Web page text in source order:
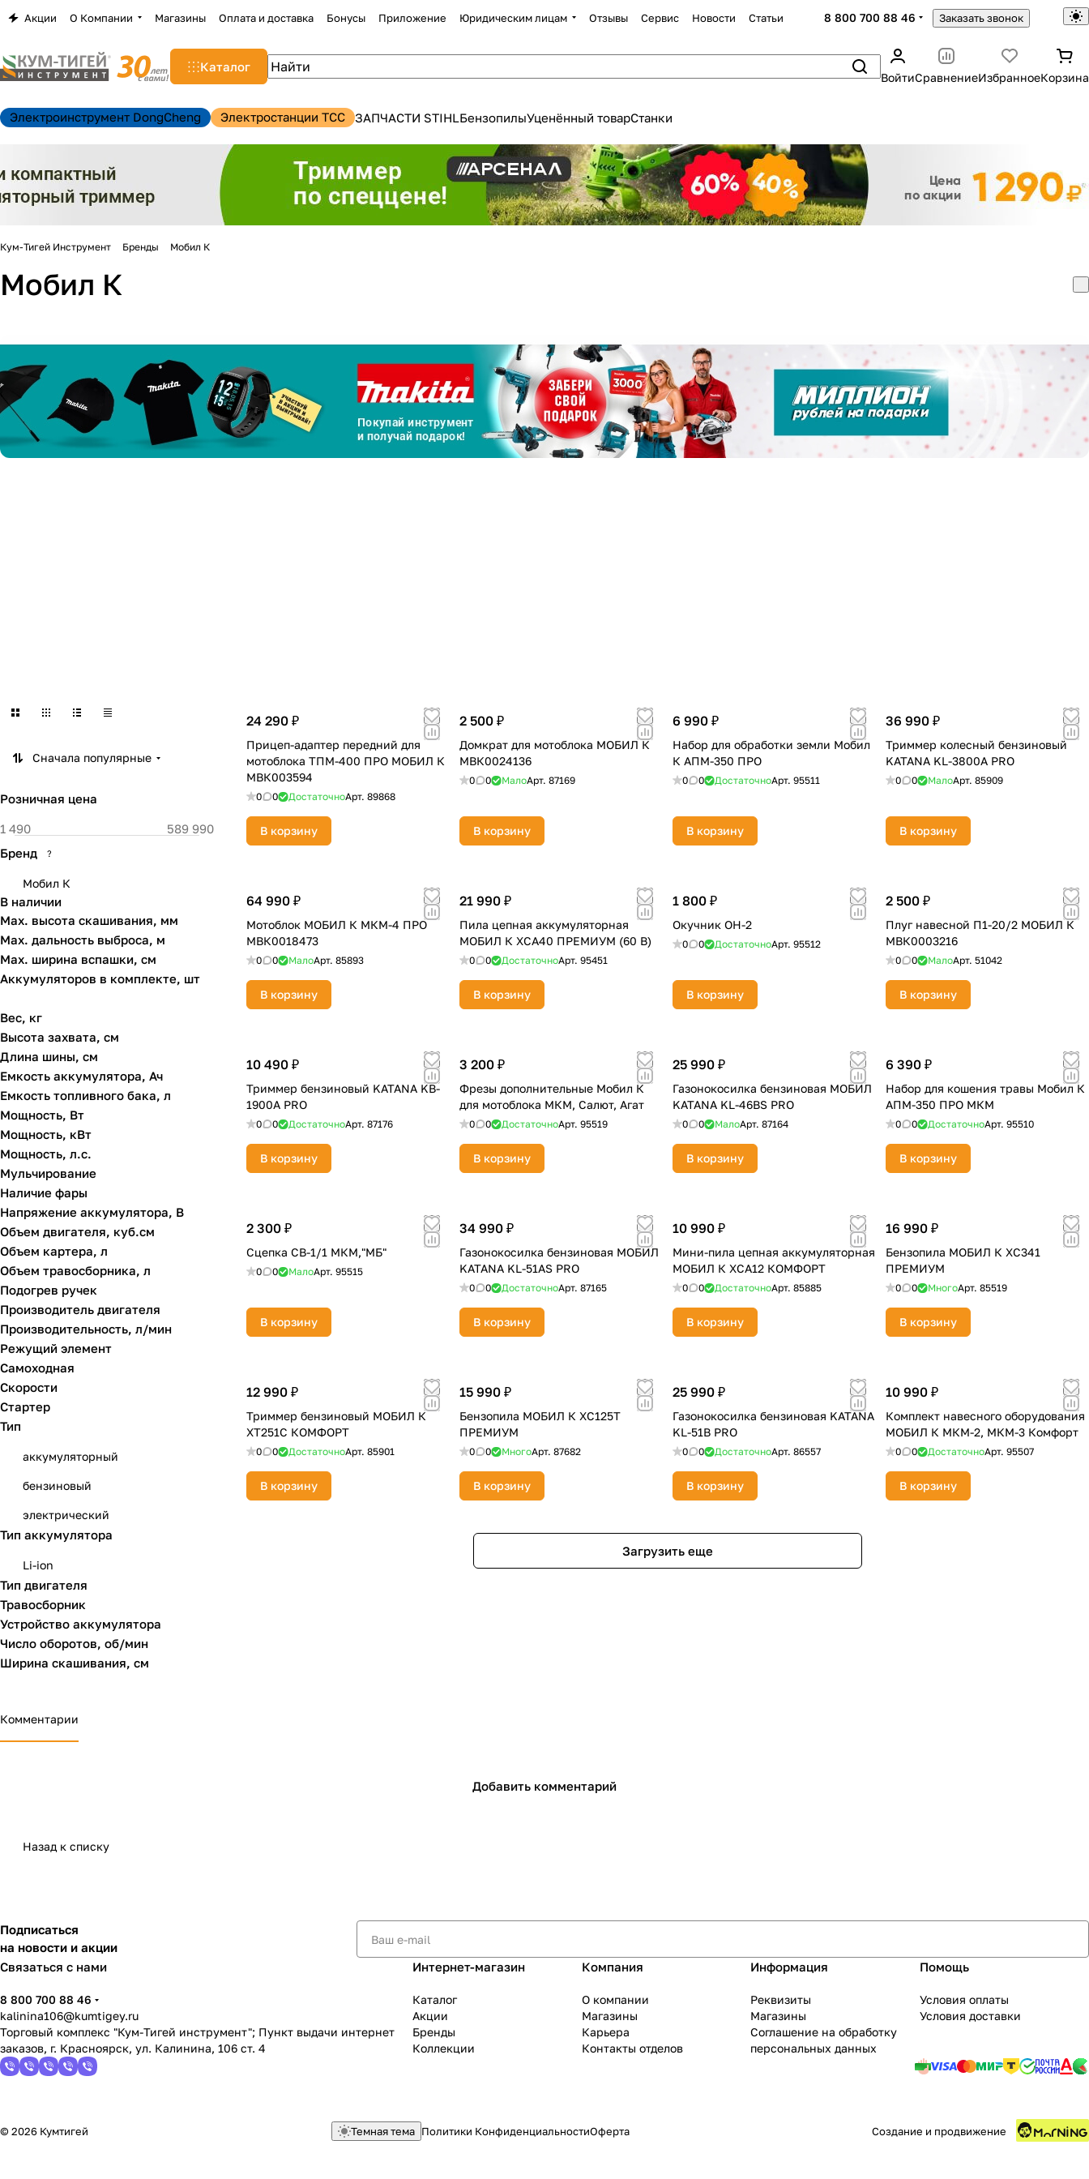
Акции О Компании Магазины Оплата и доставка Бонусы Приложение Юридическим лицам Отзывы Сервис Новости Статьи 8 800 700 88 46 Заказать звонок
Каталог
ВойтиСравнениеИзбранноеКорзина
Электроинструмент DongCheng Электростанции TCC ЗАПЧАСТИ STIHLБензопилыУценённый товарСтанки
Кум-Тигей Инструмент Бренды Мобил К
Мобил К
Сначала популярные
Розничная цена
Бренд ?
Мобил К
В наличии
Max. высота скашивания, мм
Max. дальность выброса, м
Max. ширина вспашки, см
Аккумуляторов в комплекте, шт
Вес, кг
Высота захвата, см
Длина шины, см
Емкость аккумулятора, Ач
Емкость топливного бака, л
Мощность, Вт
Мощность, кВт
Мощность, л.с.
Мульчирование
Наличие фары
Напряжение аккумулятора, В
Объем двигателя, куб.см
Объем картера, л
Объем травосборника, л
Подогрев ручек
Производитель двигателя
Производительность, л/мин
Режущий элемент
Самоходная
Скорости
Стартер
Тип
аккумуляторный
бензиновый
электрический
Тип аккумулятора
Li-ion
Тип двигателя
Травосборник
Устройство аккумулятора
Число оборотов, об/мин
Ширина скашивания, см
24 290 ₽
Прицеп-адаптер передний для
мотоблока ТПМ-400 ПРО МОБИЛ К
МВК003594
0 0 ДостаточноАрт. 89868
В корзину
2 500 ₽
Домкрат для мотоблока МОБИЛ К
МВК0024136
0 0 МалоАрт. 87169
В корзину
6 990 ₽
Набор для обработки земли Мобил
К АПМ-350 ПРО
0 0 ДостаточноАрт. 95511
В корзину
36 990 ₽
Триммер колесный бензиновый
KATANA KL-3800A PRO
0 0 МалоАрт. 85909
В корзину
64 990 ₽
Мотоблок МОБИЛ К МКМ-4 ПРО
МВК0018473
0 0 МалоАрт. 85893
В корзину
21 990 ₽
Пила цепная аккумуляторная
МОБИЛ К XСA40 ПРЕМИУМ (60 В)
0 0 ДостаточноАрт. 95451
В корзину
1 800 ₽
Окучник ОН-2
0 0 ДостаточноАрт. 95512
В корзину
2 500 ₽
Плуг навесной П1-20/2 МОБИЛ К
МВК0003216
0 0 МалоАрт. 51042
В корзину
10 490 ₽
Триммер бензиновый KATANA KB-
1900A PRO
0 0 ДостаточноАрт. 87176
В корзину
3 200 ₽
Фрезы дополнительные Мобил К
для мотоблока МКМ, Салют, Агат
0 0 ДостаточноАрт. 95519
В корзину
25 990 ₽
Газонокосилка бензиновая МОБИЛ
KATANA KL-46BS PRO
0 0 МалоАрт. 87164
В корзину
6 390 ₽
Набор для кошения травы Мобил К
АПМ-350 ПРО МКМ
0 0 ДостаточноАрт. 95510
В корзину
2 300 ₽
Сцепка СВ-1/1 МКМ,"МБ"
0 0 МалоАрт. 95515
В корзину
34 990 ₽
Газонокосилка бензиновая МОБИЛ
KATANA KL-51AS PRO
0 0 ДостаточноАрт. 87165
В корзину
10 990 ₽
Мини-пила цепная аккумуляторная
МОБИЛ К ХСА12 КОМФОРТ
0 0 ДостаточноАрт. 85885
В корзину
16 990 ₽
Бензопила МОБИЛ К ХС341
ПРЕМИУМ
0 0 МногоАрт. 85519
В корзину
12 990 ₽
Триммер бензиновый МОБИЛ К
ХТ251С КОМФОРТ
0 0 ДостаточноАрт. 85901
В корзину
15 990 ₽
Бензопила МОБИЛ К ХС125T
ПРЕМИУМ
0 0 МногоАрт. 87682
В корзину
25 990 ₽
Газонокосилка бензиновая KATANA
KL-51B PRO
0 0 ДостаточноАрт. 86557
В корзину
10 990 ₽
Комплект навесного оборудования
МОБИЛ К МКМ-2, МКМ-3 Комфорт
0 0 ДостаточноАрт. 95507
В корзину
Загрузить еще
Комментарии
Добавить комментарий
Назад к списку
Подписаться
на новости и акции
Связаться с нами
8 800 700 88 46
kalinina106@kumtigey.ru
Торговый комплекс "Кум-Тигей инструмент"; Пункт выдачи интернет
заказов, г. Красноярск, ул. Калинина, 106 ст. 4
Интернет-магазин
Каталог
Акции
Бренды
Коллекции
Компания
О компании
Магазины
Карьера
Контакты отделов
Информация
Реквизиты
Магазины
Соглашение на обработку
персональных данных
Помощь
Условия оплаты
Условия доставки
© 2026 Кумтигей Темная тема Политики КонфиденциальностиОферта Создание и продвижение
Закрыть
График платежей
Сегодня
25%
Оставшиеся75% будутсписываться
с вашей картыпо
25
раз в 2 недели
Остались вопросы?
8 800 302-02-51